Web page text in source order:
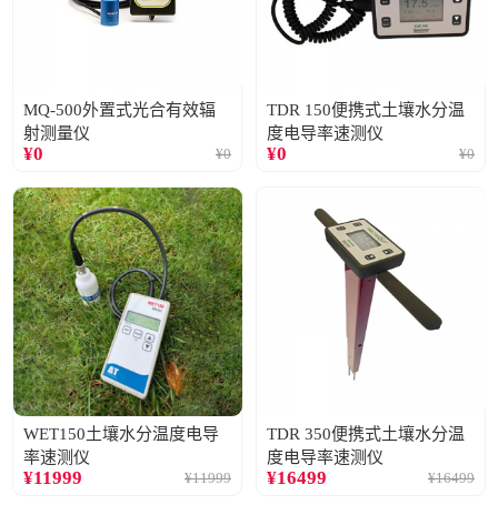
MQ-500外置式光合有效辐
射测量仪
¥0 ¥0
TDR 150便携式土壤水分温
度电导率速测仪
¥0 ¥0
WET150土壤水分温度电导
率速测仪
¥11999 ¥11999
TDR 350便携式土壤水分温
度电导率速测仪
¥16499 ¥16499